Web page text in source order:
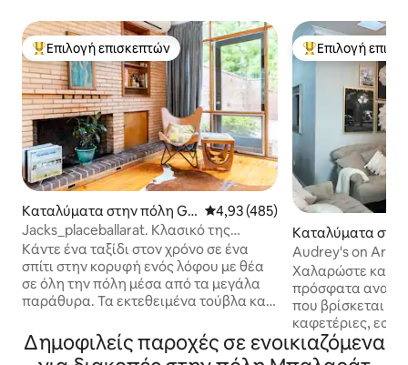
Κορυφαία επιλογή επισκεπτών
Επιλογή επισκεπτών
Καταλύματα στην πόλη Go
lden Point
Μέση βαθμολογία: 4,93 στα 5,
4,93 (485)
Jacks_placeballarat. Κλασικό της
δεκαετίας του 1960.
Κάντε ένα ταξίδι στον χρόνο σε ένα
σπίτι στην κορυφή ενός λόφου με θέα
σε όλη την πόλη μέσα από τα μεγάλα
παράθυρα. Τα εκτεθειμένα τούβλα και
διατηρούν μια ατμόσφαιρα από τα
μέσα του αιώνα, που ενισχύεται από
Κορυφαία
Επιλογή
Καταλύματα
arat North
Audrey's on
Χαλαρώστε και
πρόσφατα
που βρίσκεται
καφετέριες,
καρτ, λέιζερ. 8
βρείτε μερικές
Δημοφιλείς παροχές σε ενοικιαζόμενα